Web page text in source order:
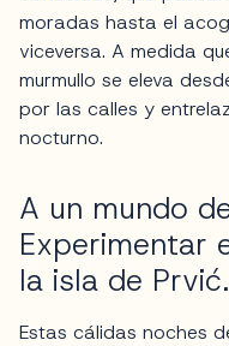
moradas hasta el
viceversa. A medida
murmullo se eleva
por las calles y
nocturno.
A un mundo
Experimentar
la isla de Prvić.
Estas cálidas noches